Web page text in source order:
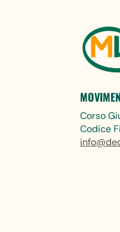
Corso
Codice